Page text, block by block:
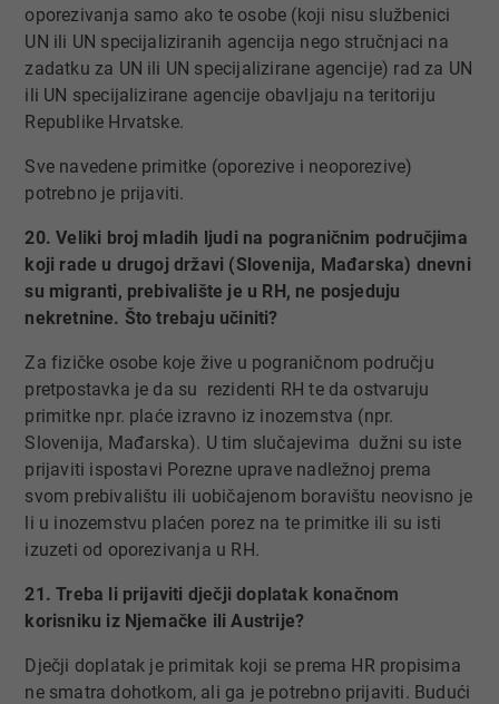
oporezivanja samo ako te osobe (koji nisu službenici
UN ili UN specijaliziranih agencija nego stručnjaci na
zadatku za UN ili UN specijalizirane agencije) rad za UN
ili UN specijalizirane agencije obavljaju na teritoriju
Republike Hrvatske.
Sve navedene primitke (oporezive i neoporezive)
potrebno je prijaviti.
20. Veliki broj mladih ljudi na pograničnim područjima
koji rade u drugoj državi (Slovenija, Mađarska) dnevni
su migranti, prebivalište je u RH, ne posjeduju
nekretnine. Što trebaju učiniti?
Za fizičke osobe koje žive u pograničnom području
pretpostavka je da su rezidenti RH te da ostvaruju
primitke npr. plaće izravno iz inozemstva (npr.
Slovenija, Mađarska). U tim slučajevima dužni su iste
prijaviti ispostavi Porezne uprave nadležnoj prema
svom prebivalištu ili uobičajenom boravištu neovisno je
li u inozemstvu plaćen porez na te primitke ili su isti
izuzeti od oporezivanja u RH.
21. Treba li prijaviti dječji doplatak konačnom
korisniku iz Njemačke ili Austrije?
Dječji doplatak je primitak koji se prema HR propisima
ne smatra dohotkom, ali ga je potrebno prijaviti. Budući